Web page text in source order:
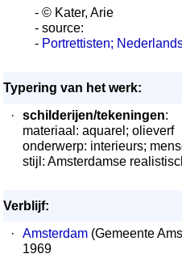
- © Kater, Arie
- source:
- Portrettisten;
Typering van het werk:
·
schilderijen/tekeningen:
materiaal: aquarel; olieverf
onderwerp: interieurs;
stijl: Amsterdamse
Verblijf:
·
Amsterdam (Gemeente
1969